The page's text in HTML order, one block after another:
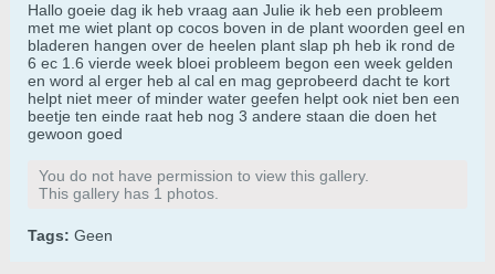
Hallo goeie dag ik heb vraag aan Julie ik heb een probleem
met me wiet plant op cocos boven in de plant woorden geel en
bladeren hangen over de heelen plant slap ph heb ik rond de
6 ec 1.6 vierde week bloei probleem begon een week gelden
en word al erger heb al cal en mag geprobeerd dacht te kort
helpt niet meer of minder water geefen helpt ook niet ben een
beetje ten einde raat heb nog 3 andere staan die doen het
gewoon goed
You do not have permission to view this gallery.
This gallery has 1 photos.
Tags: Geen